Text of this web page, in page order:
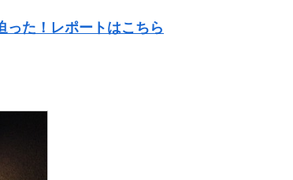
った！レポートはこちら